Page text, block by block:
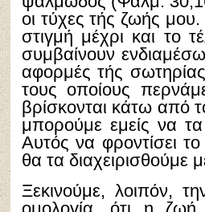
οι τύχες τής ζωής
στιγμή μέχρι και το
συμβαίνουν
αφορμές τής
τους οποίους
βρίσκονται κάτω από
μπορούμε εμείς να
Αυτός να φροντίσει
θα τα διαχειρισθούμε
Ξεκινούμε, λοιπόν,